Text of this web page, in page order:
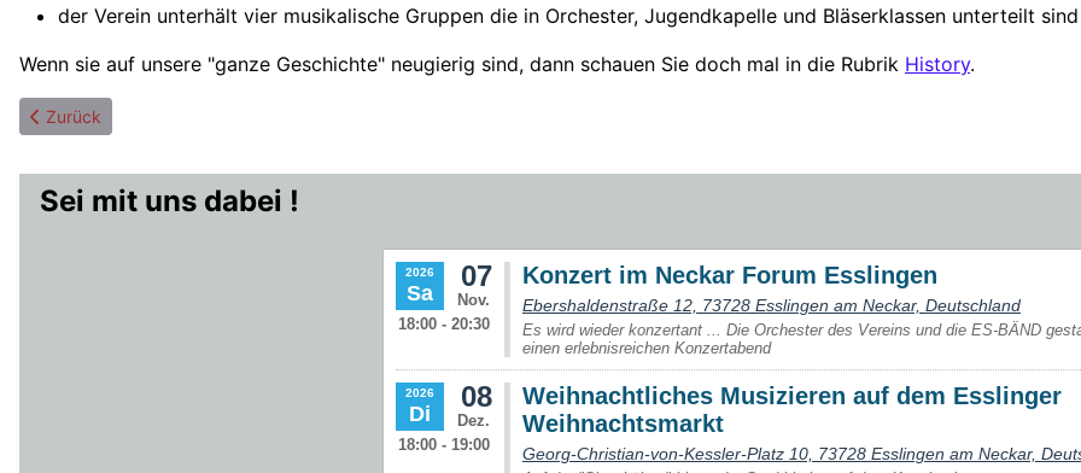
der Verein unterhält vier musikalische Gruppen die in Orchester, Jugendkapelle und Bläserklassen unterteilt sind
Wenn sie auf unsere "ganze Geschichte" neugierig sind, dann schauen Sie doch mal in die Rubrik History.
Vorheriger Beitrag: Konstanz und Verlässlichkeit
Zurück
Sei mit uns dabei !